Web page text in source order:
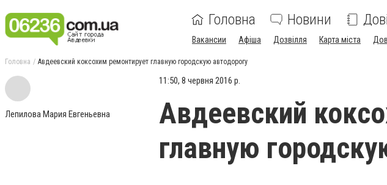
Головна Новини
Вакансии Афіша Дозвілля Карта міста
Головна Авдеевский коксохим ремонтирует главную городскую автодорогу
Лепилова Мария Евгеньевна
11:50, 8 червня 2016 р.
Авдеевский
главную